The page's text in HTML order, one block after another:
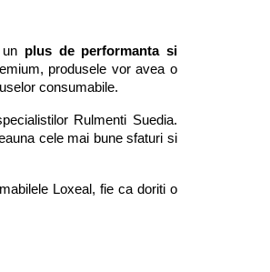
plus de performanta si
produsele vor avea o
consumabile.
Rulmenti Suedia.
cele mai bune sfaturi si
Loxeal, fie ca doriti o